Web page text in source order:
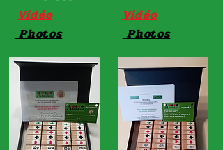
Vidéo
Photos
Vidéo
Photos